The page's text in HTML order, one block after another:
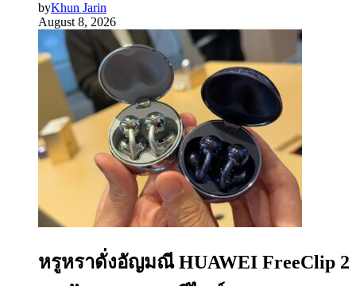
byKhun Jarin
August 8, 2026
หรูหราดั่งอัญมณี HUAWEI FreeClip 2